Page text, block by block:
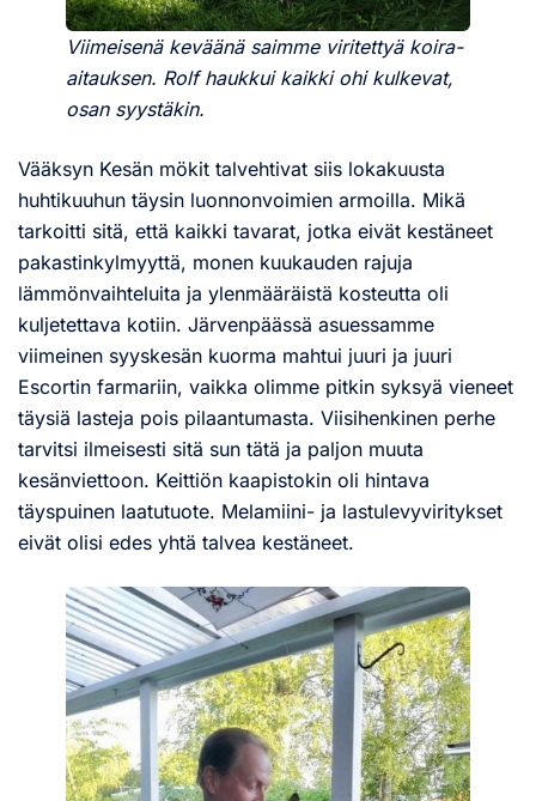
Viimeisenä keväänä saimme viritettyä koira-
aitauksen. Rolf haukkui kaikki ohi kulkevat,
osan syystäkin.
Vääksyn Kesän mökit talvehtivat siis lokakuusta
huhtikuuhun täysin luonnonvoimien armoilla. Mikä
tarkoitti sitä, että kaikki tavarat, jotka eivät kestäneet
pakastinkylmyyttä, monen kuukauden rajuja
lämmönvaihteluita ja ylenmääräistä kosteutta oli
kuljetettava kotiin. Järvenpäässä asuessamme
viimeinen syyskesän kuorma mahtui juuri ja juuri
Escortin farmariin, vaikka olimme pitkin syksyä vieneet
täysiä lasteja pois pilaantumasta. Viisihenkinen perhe
tarvitsi ilmeisesti sitä sun tätä ja paljon muuta
kesänviettoon. Keittiön kaapistokin oli hintava
täyspuinen laatutuote. Melamiini- ja lastulevyviritykset
eivät olisi edes yhtä talvea kestäneet.